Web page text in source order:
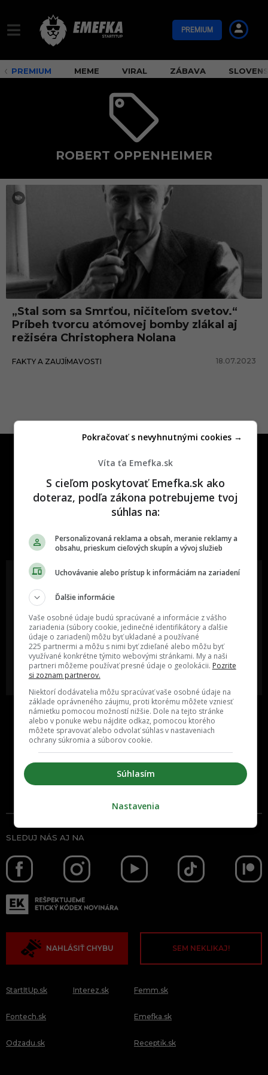
PREMIUM
PREMIUM MEME VIRAL ZÁBAVA
ROBERT OPPENHEIMER
R
t
O
p
p
e
„Stal som sa Smrťou, ničiteľom svetov.“
Príbeh tvorcu atómovej bomby zlákal aj
režiséra Christophera Nolana
FAKTY A ZAUJÍMAVOSTI 18.07.2023
One time najzábavnejšie miesto na
najzabávnejšie miesto na svete
Oslov reklamou viac ako milión
ľudí v rôznych vekových
kategóriách a na rôznych
sociálnych sieťach a nakopni svoj
biznis alebo produkt.
MÁM ZÁUJEM O
SPOLUPRÁCU
poznáš niekoho, o kom by sme
mali určite napísať?
POŠLI NÁM TIP NA ČLÁNOK
Inzercia Cenník
SLEDUJ NÁS AJ NA
NAHLÁSIŤ CHYBU SEM NEKLIKAJ!
StartItUp.sk
Fontech.sk
Odzadu.sk
Interez.sk Femm.sk
Emefka.sk
Receptik.sk
Víta ťa Emefka.sk
S cieľom poskytovať Emefka.sk ako
doteraz, podľa zákona potrebujeme tvoj
súhlas na:
Personalizovaná reklama a obsah, meranie reklamy a
obsahu, prieskum cieľových skupín a vývoj služieb
Uchovávanie alebo prístup k informáciám na zariadení
Ďalšie informácie
Vaše osobné údaje budú spracúvané a informácie z vášho
zariadenia (súbory cookie, jedinečné identifikátory a ďalšie
údaje o zariadení) môžu byť ukladané a používané
225 partnermi a môžu s nimi byť zdieľané alebo môžu byť
využívané konkrétne týmito webovými stránkami. My a naši
partneri môžeme používať presné údaje o geolokácii. Pozrite
si zoznam partnerov.
Niektorí dodávatelia môžu spracúvať vaše osobné údaje na
základe oprávneného záujmu, proti ktorému môžete vzniesť
námietku pomocou možností nižšie. Dole na tejto stránke
alebo v ponuke webu nájdite odkaz, pomocou ktorého
môžete spravovať alebo odvolať súhlas v nastaveniach
ochrany súkromia a súborov cookie.
Súhlasím
Pokračovať s nevyhnutnými cookies →
Nastavenia